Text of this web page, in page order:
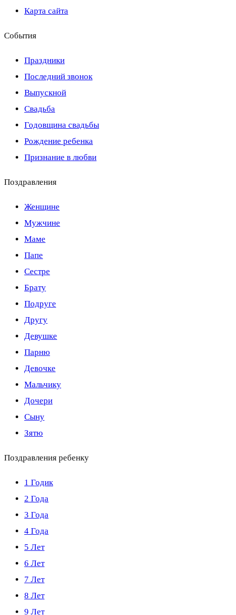
Карта сайта
События
Праздники
Последний звонок
Выпускной
Свадьба
Годовщина свадьбы
Рождение ребенка
Признание в любви
Поздравления
Женщине
Мужчине
Маме
Папе
Сестре
Брату
Подруге
Другу
Девушке
Парню
Девочке
Мальчику
Дочери
Сыну
Зятю
Поздравления ребенку
1 Годик
2 Года
3 Года
4 Года
5 Лет
6 Лет
7 Лет
8 Лет
9 Лет